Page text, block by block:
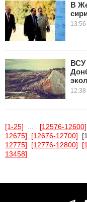
В
ВСУ
[1-25] [12576-12600]
12675]
[12676-12700]
12775]
[12776-12800]
13458]